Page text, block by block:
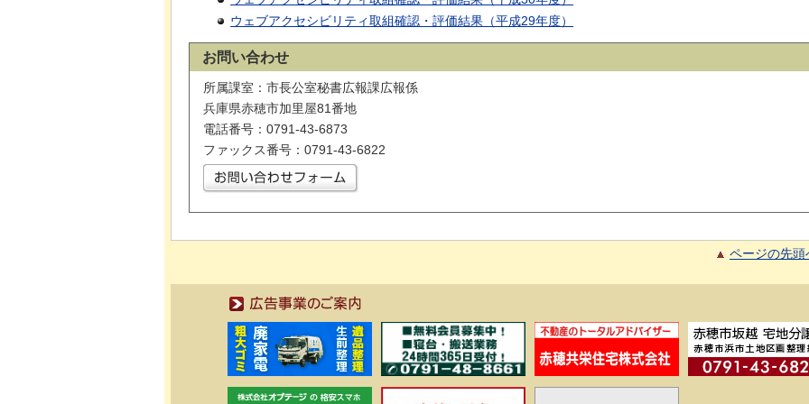
ウェブアクセシビリティ取組確認・評価結果（平成29年度）
お問い合わせ
所属課室：市長公室秘書広報課広報係
兵庫県赤穂市加里屋81番地
電話番号：0791-43-6873
ファックス番号：0791-43-6822
ページの先頭
広告事業のご案内